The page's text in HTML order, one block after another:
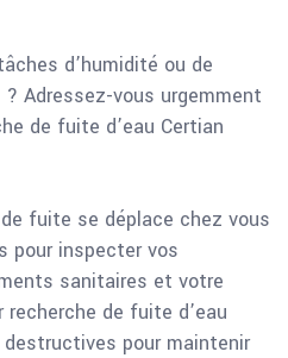
d’humidité ou de
Adressez-vous urgemment
de fuite d’eau Certian
fuite se déplace chez vous
pour inspecter vos
sanitaires et votre
de fuite d’eau
pour maintenir